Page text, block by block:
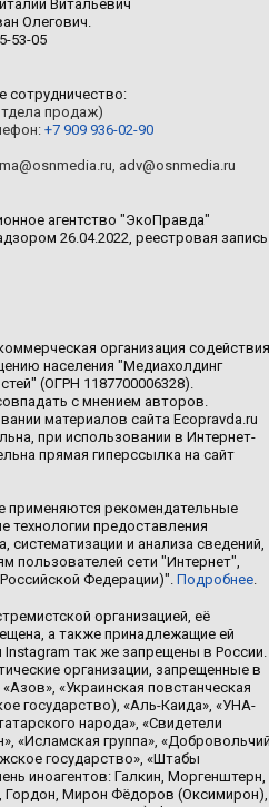
Витальевич
Олегович.
53-05
сотрудничество:
продаж)
+7 909 936-02-90
, adv@osnmedia.ru
агентство "ЭкоПравда"
26.04.2022, реестровая запись
организация содействия
населения "Медиахолдинг
(ОГРН 1187700006328).
с мнением авторов.
материалов сайта Ecopravda.ru
при использовании в Интернет-
прямая гиперссылка на сайт
применяются рекомендательные
технологии предоставления
систематизации и анализа сведений,
пользователей сети "Интернет",
Федерации)". Подробнее.
организацией, её
а также принадлежащие ей
так же запрещены в России.
организации, запрещенные в
«Украинская повстанческая
государство), «Аль-Каида», «УНА-
народа», «Свидетели
«Исламская группа»,
государство», «Штабы
иноагентов: Галкин, Моргенштерн,
Мирон Фёдоров (Оксимирон),